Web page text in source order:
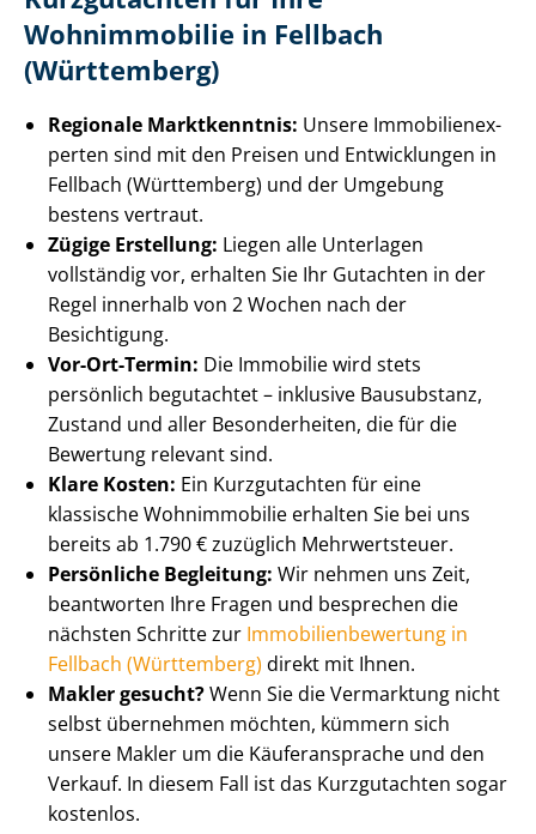
Wohnimmobilie in Fellbach
(Württemberg)
Regionale Marktkenntnis: Unsere Im­mo­bi­li­en­ex­
per­ten sind mit den Preisen und Entwicklungen in
Fellbach (Württemberg) und der Umgebung
bestens vertraut.
Zügige Erstellung: Liegen alle Unterlagen
vollständig vor, erhalten Sie Ihr Gutachten in der
Regel innerhalb von 2 Wochen nach der
Besichtigung.
Vor-Ort-Termin: Die Immobilie wird stets
persönlich begutachtet – inklusive Bausubstanz,
Zustand und aller Besonderheiten, die für die
Bewertung relevant sind.
Klare Kosten: Ein Kurzgutachten für eine
klassische Wohnimmobilie erhalten Sie bei uns
bereits ab 1.790 € zuzüglich Mehrwertsteuer.
Persönliche Begleitung: Wir nehmen uns Zeit,
beantworten Ihre Fragen und besprechen die
nächsten Schritte zur Im­mo­bi­li­en­be­wer­tung in
Fellbach (Württemberg) direkt mit Ihnen.
Makler gesucht?Wenn Sie die Vermarktung nicht
selbst übernehmen möchten, kümmern sich
unsere Makler um die Käuferansprache und den
Verkauf. In diesem Fall ist das Kurzgutachten sogar
kostenlos.